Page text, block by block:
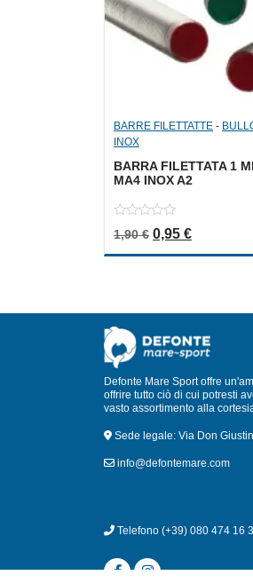
BARRE FILETTATTE -
INOX
BARRA FILETTATA 1
MA4 INOX A2
out
1,90€ Il prezzo
0,95 €Il prezzo
Defonte Mare Sport offre
offrire tutto ciò di cui potresti
vasto assortimento alla
Sede legale: Via Don
info@defontemare.com
Telefono (+39) 080 474 16